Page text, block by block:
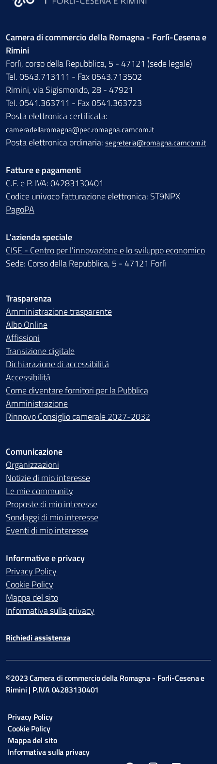
Camera di commercio della Romagna - Forlì-Cesena e
Rimini
Forlì, corso della Repubblica, 5 - 47121 (sede legale)
Tel. 0543.713111 - Fax 0543.713502
Rimini, via Sigismondo, 28 - 47921
Tel. 0541.363711 - Fax 0541.363723
Posta elettronica certificata:
cameradellaromagna@pec.romagna.camcom.it
Posta elettronica ordinaria: segreteria@romagna.camcom.it
Fatture e pagamenti
C.F. e P. IVA: 04283130401
Codice univoco fatturazione elettronica: ST9NPX
PagoPA
L'azienda speciale
CISE - Centro per l'innovazione e lo sviluppo economico
Sede: Corso della Repubblica, 5 - 47121 Forlì
Trasparenza
Amministrazione trasparente
Albo Online
Affissioni
Transizione digitale
Dichiarazione di accessibilità
Accessibilità
Come diventare fornitori per la Pubblica
Amministrazione
Rinnovo Consiglio camerale 2027-2032
Comunicazione
Organizzazioni
Notizie di mio interesse
Le mie community
Proposte di mio interesse
Sondaggi di mio interesse
Eventi di mio interesse
Informative e privacy
Privacy Policy
Cookie Policy
Mappa del sito
Informativa sulla privacy
Richiedi assistenza
©2023 Camera di commercio della Romagna - Forli-Cesena e
Rimini | P.IVA 04283130401
Privacy Policy
Cookie Policy
Mappa del sito
Informativa sulla privacy